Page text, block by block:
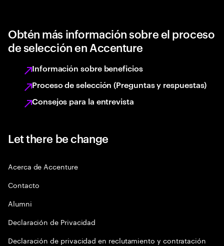
Obtén más información sobre el proceso
de selección en Accenture
Información sobre beneficios
Proceso de selección (Preguntas y respuestas)
Consejos para la entrevista
Let there be change
Acerca de Accenture
Contacto
Alumni
Declaración de Privacidad
Declaración de privacidad en reclutamiento y contratación